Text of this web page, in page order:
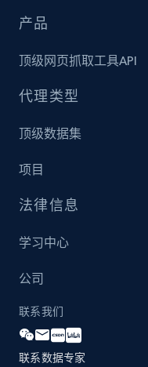
and more.
2.1K+ 355+
Amazon products
Title, Seller name,
price, Currency,
more.
2.1K+
Amazon products
products by
Title, Seller name,
产品
顶级网页抓取工具API
代理类型
顶级数据集
项目
法律信息
学习中心
公司
联系我们
联系数据专家